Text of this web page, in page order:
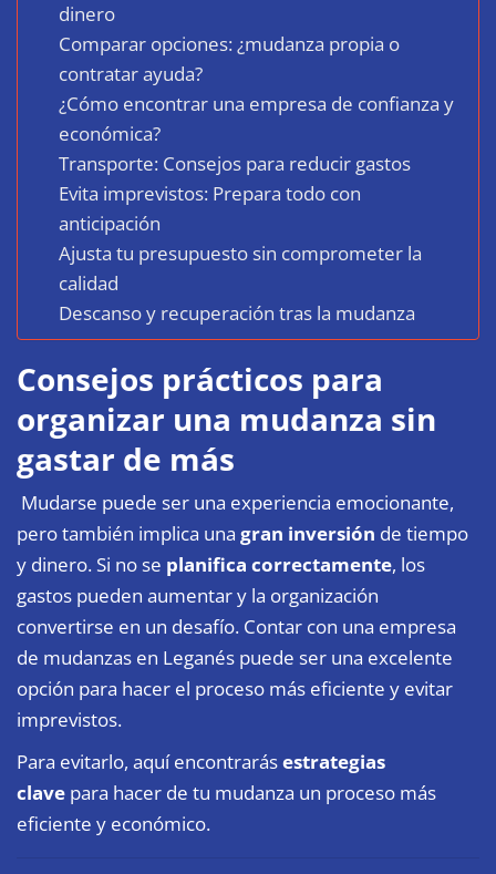
dinero
Comparar opciones: ¿mudanza propia o
contratar ayuda?
¿Cómo encontrar una empresa de confianza y
económica?
Transporte: Consejos para reducir gastos
Evita imprevistos: Prepara todo con
anticipación
Ajusta tu presupuesto sin comprometer la
calidad
Descanso y recuperación tras la mudanza
Consejos prácticos para
organizar una mudanza sin
gastar de más
Mudarse puede ser una experiencia emocionante,
pero también implica una gran inversión de tiempo
y dinero. Si no se planifica correctamente, los
gastos pueden aumentar y la organización
convertirse en un desafío. Contar con una empresa
de mudanzas en Leganés puede ser una excelente
opción para hacer el proceso más eficiente y evitar
imprevistos.
Para evitarlo, aquí encontrarásestrategias
clave para hacer de tu mudanza un proceso más
eficiente y económico.